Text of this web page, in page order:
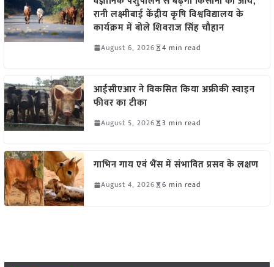
रानी लक्ष्मीबाई केंद्रीय कृषि विश्वविद्यालय के
कार्यक्रम में बोले शिवराज सिंह चौहान
August 6, 2026 4 min read
आईसीएआर ने विकसित किया अफ्रीकी स्वाइन
फीवर का टीका
August 5, 2026 3 min read
गाभिन गाय एवं भैंस में संभावित प्रसव के लक्षण
August 4, 2026 6 min read